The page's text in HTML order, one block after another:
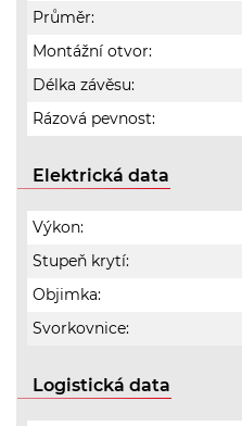
Průměr:
Montážní otvor:
Délka závěsu:
Rázová pevnost:
Elektrická data
Výkon:
Stupeň krytí:
Objimka:
Svorkovnice:
Logistická data